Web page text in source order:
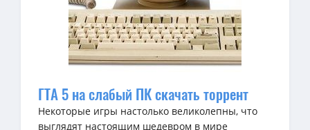
ГТА 5 на слабый ПК скачать торрент
Некоторые игры настолько великолепны, что
выглядят настоящим шедевром в мире